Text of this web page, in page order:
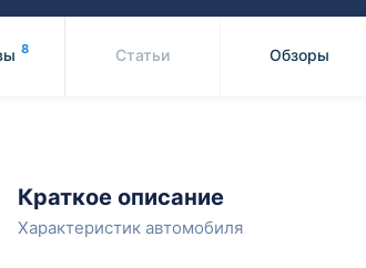
8 Статьи Обзоры
Краткое описание
Характеристик автомобиля